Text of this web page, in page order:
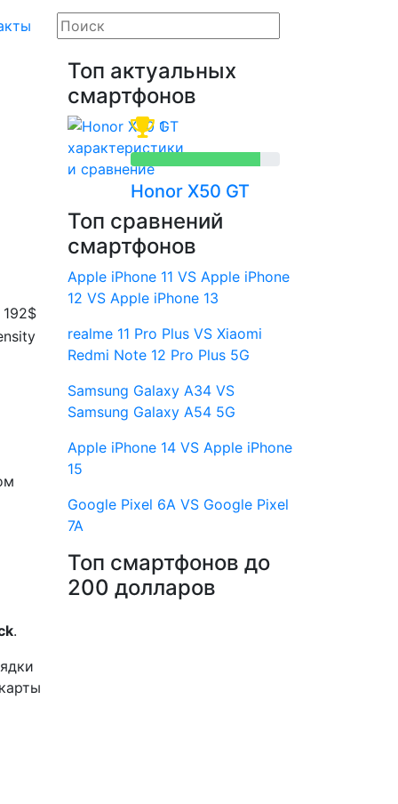
.
Топ актуальных
смартфонов
1
Honor X50 GT
Топ сравнений
смартфонов
Apple iPhone 11 VS Apple iPhone
12 VS Apple iPhone 13
realme 11 Pro Plus VS Xiaomi
Redmi Note 12 Pro Plus 5G
Samsung Galaxy A34 VS
Samsung Galaxy A54 5G
Apple iPhone 14 VS Apple iPhone
15
Google Pixel 6A VS Google Pixel
7A
Топ смартфонов до
200 долларов